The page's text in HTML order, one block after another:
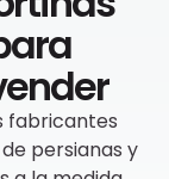
fabricantes
persianas y